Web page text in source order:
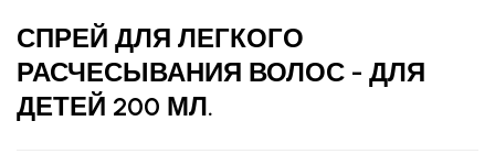
СПРЕЙ ДЛЯ ЛЕГКОГО
РАСЧЕСЫВАНИЯ ВОЛОС - ДЛЯ
ДЕТЕЙ 200 МЛ.